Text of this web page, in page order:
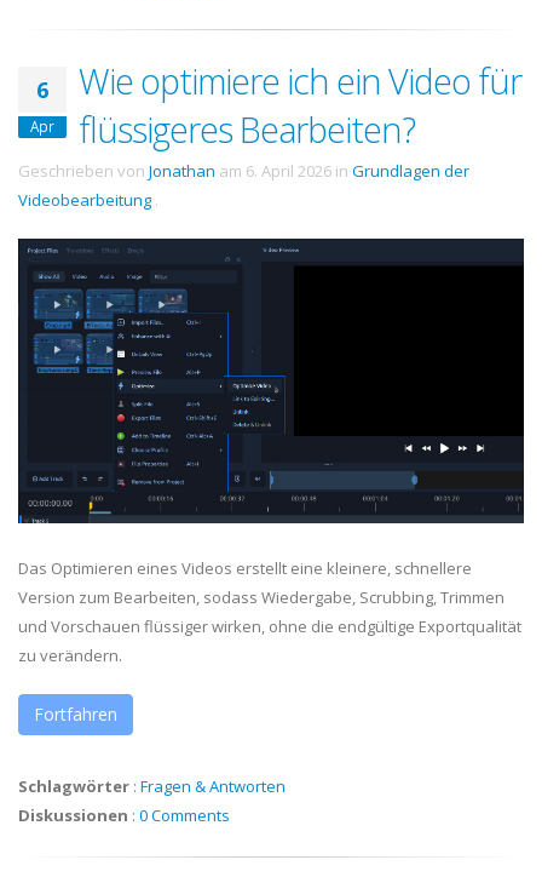
6
Apr
Wie optimiere ich ein Video für
flüssigeres Bearbeiten?
Geschrieben von Jonathan am 6. April 2026 in Grundlagen der
Videobearbeitung .
Das Optimieren eines Videos erstellt eine kleinere, schnellere
Version zum Bearbeiten, sodass Wiedergabe, Scrubbing, Trimmen
und Vorschauen flüssiger wirken, ohne die endgültige Exportqualität
zu verändern.
Fortfahren
Schlagwörter : Fragen & Antworten
Diskussionen : 0 Comments